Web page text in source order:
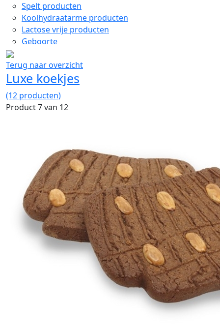
Spelt producten
Koolhydraatarme producten
Lactose vrije producten
Geboorte
Terug naar overzicht
Luxe koekjes
(12 producten)
Product 7 van 12